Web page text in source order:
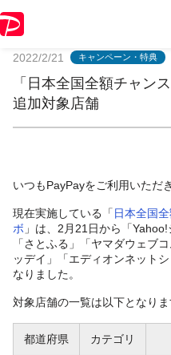
2022/2/21 キャンペーン・特典
「日本全国全額チャン
追加対象店舗
いつもPayPayをご利用いただ
現在実施している「 日本全国
ボ 」は、2月21日から「
「さとふる」「ヤマダウェブ
ッデイ」「エディオンネット
なりました。
対象店舗の一覧は以下となりま
都道府県 カテゴリ